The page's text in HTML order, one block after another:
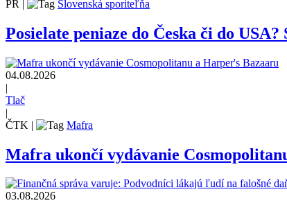
PR | Slovenská sporiteľňa
Posielate peniaze do Česka či do
04.08.2026
|
Tlač
|
ČTK | Mafra
Mafra ukončí vydávanie
03.08.2026